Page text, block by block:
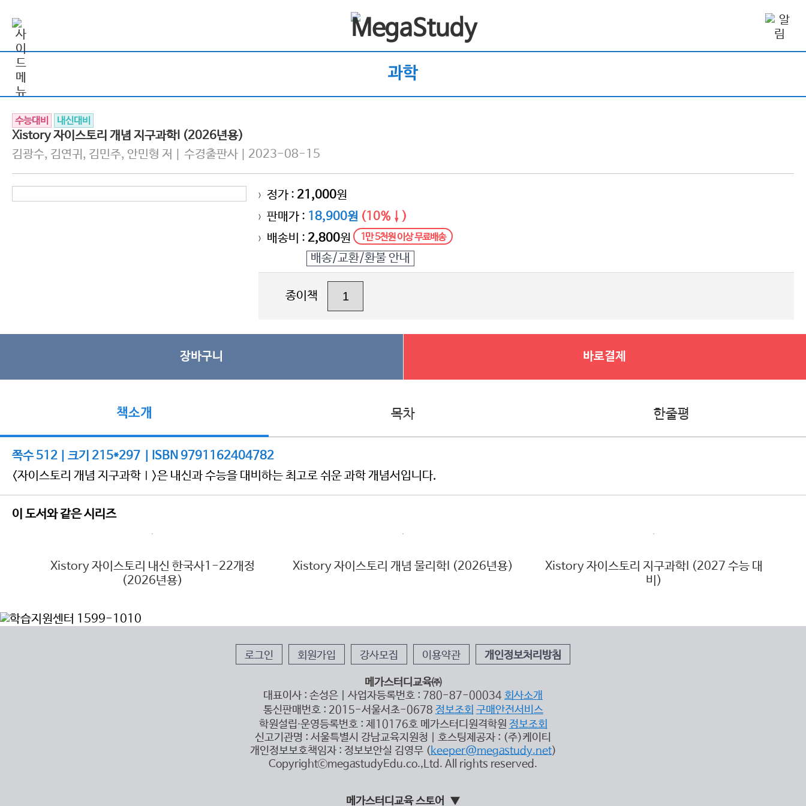
과학
수능대비 내신대비
Xistory 자이스토리 개념 지구과학I (2026년용)
김광수, 김연귀, 김민주, 안민형 저 | 수경출판사 | 2023-08-15
> 정가 : 21,000원
> 판매가 : 18,900원 (10%↓)
> 배송비 : 2,800원 1만 5천원 이상 무료배송
배송/교환/환불 안내
종이책
장바구니 바로결제
책소개 목차 한줄평
쪽수 512 | 크기 215*297 | ISBN 9791162404782
<자이스토리 개념 지구과학Ⅰ>은 내신과 수능을 대비하는 최고로 쉬운 과학 개념서입니다.
이 도서와 같은 시리즈
Xistory 자이스토리 내신 한국사1-22개정
(2026년용)
Xistory 자이스토리 개념 물리학I (2026년용)
Xistory 자이스토리 지구과학I (2027 수능 대
비)
로그인 회원가입 강사모집 이용약관 개인정보처리방침
메가스터디교육㈜
대표이사 : 손성은 | 사업자등록번호 : 780-87-00034 회사소개
통신판매번호 : 2015-서울서초-0678 정보조회 구매안전서비스
학원설립∙운영등록번호 : 제10176호 메가스터디원격학원 정보조회
신고기관명 : 서울특별시 강남교육지원청 | 호스팅제공자 : (주)케이티
개인정보보호책임자 : 정보보안실 김영무 ( keeper@megastudy.net)
CopyrightⓒmegastudyEdu.co.,Ltd. All rights reserved.
메가스터디교육 스토어